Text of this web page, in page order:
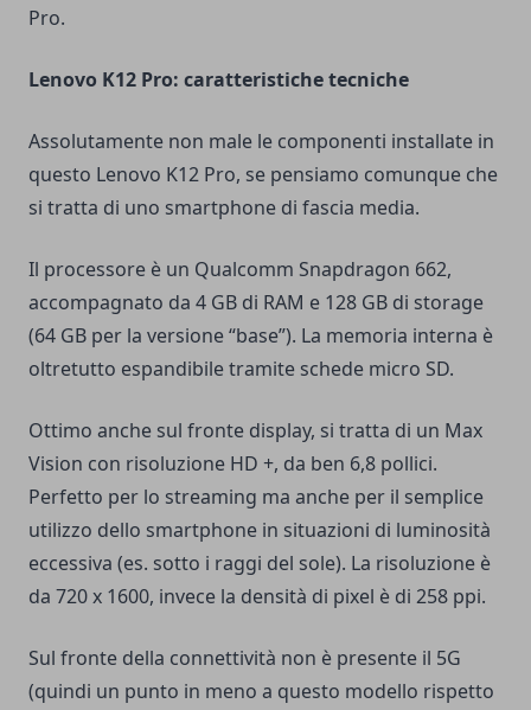
Pro.
Lenovo K12 Pro: caratteristiche tecniche
Assolutamente non male le componenti installate in
questo Lenovo K12 Pro, se pensiamo comunque che
si tratta di uno smartphone di fascia media.
Il processore è un Qualcomm Snapdragon 662,
accompagnato da 4 GB di RAM e 128 GB di storage
(64 GB per la versione “base”). La memoria interna è
oltretutto espandibile tramite schede micro SD.
Ottimo anche sul fronte display, si tratta di un Max
Vision con risoluzione HD +, da ben 6,8 pollici.
Perfetto per lo streaming ma anche per il semplice
utilizzo dello smartphone in situazioni di luminosità
eccessiva (es. sotto i raggi del sole). La risoluzione è
da 720 x 1600, invece la densità di pixel è di 258 ppi.
Sul fronte della connettività non è presente il 5G
(quindi un punto in meno a questo modello rispetto